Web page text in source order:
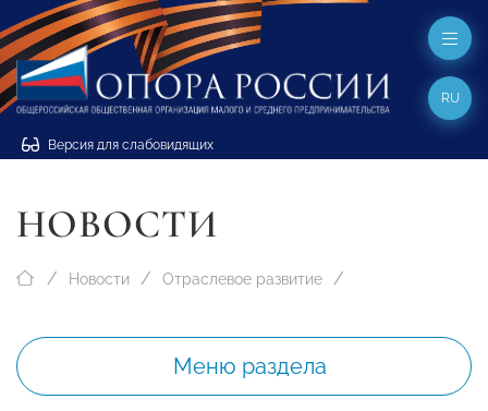
Версия для слабовидящих
RU
НОВОСТИ
Новости Отраслевое развитие
Меню раздела